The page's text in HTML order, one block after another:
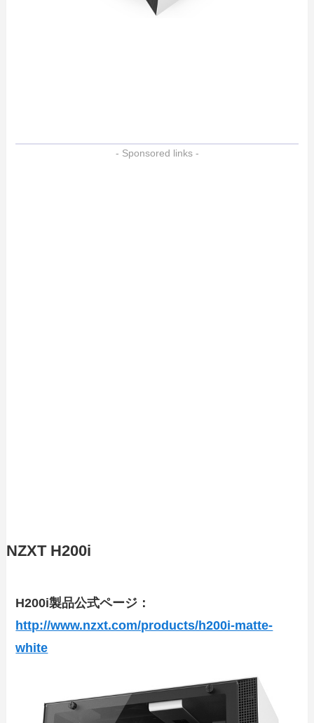
- Sponsored links -
NZXT H200i
H200i製品公式ページ：
http://www.nzxt.com/products/h200i-matte-
white